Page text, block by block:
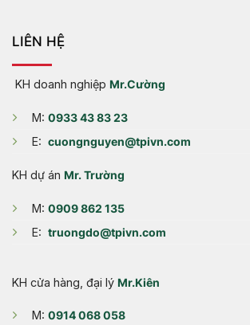
LIÊN HỆ
KH doanh nghiệp Mr.Cường
M: 0933 43 83 23
E: cuongnguyen@tpivn.com
KH dự án Mr. Trường
M: 0909 862 135
E: truongdo@tpivn.com
KH cửa hàng, đại lý Mr.Kiên
M: 0914 068 058